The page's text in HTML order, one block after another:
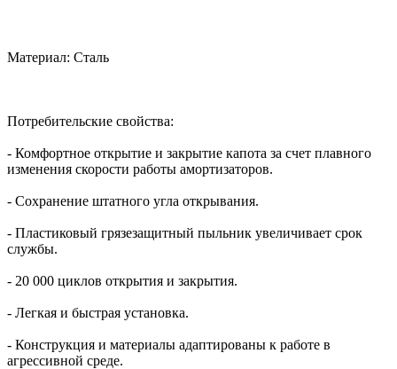
Материал: Сталь
Потребительские свойства:
- Комфортное открытие и закрытие капота за счет плавного
изменения скорости работы амортизаторов.
- Сохранение штатного угла открывания.
- Пластиковый грязезащитный пыльник увеличивает срок
службы.
- 20 000 циклов открытия и закрытия.
- Легкая и быстрая установка.
- Конструкция и материалы адаптированы к работе в
агрессивной среде.